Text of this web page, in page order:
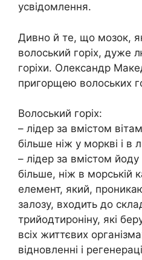
усвідомлення.
Дивно й те, що мозок,
волоський горіх, дуже
горіхи. Олександр
пригорщею волоських
Волоський горіх:
– лідер за вмістом
більше ніж у моркві і в
– лідер за вмістом
більше, ніж в морській
елемент, який,
залозу, входить до
трийодтироніну, які
всіх життєвих
відновленні і